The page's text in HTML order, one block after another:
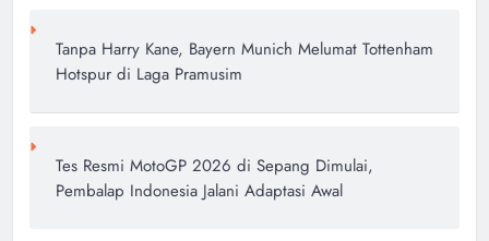
Tanpa Harry Kane, Bayern Munich Melumat Tottenham
Hotspur di Laga Pramusim
Tes Resmi MotoGP 2026 di Sepang Dimulai,
Pembalap Indonesia Jalani Adaptasi Awal